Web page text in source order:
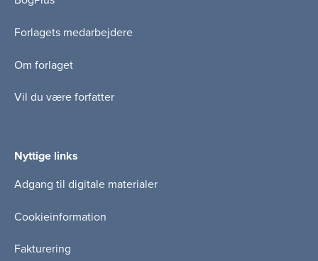
Forlagets medarbejdere
Om forlaget
Vil du være forfatter
Nyttige links
Adgang til digitale materialer
Cookieinformation
Fakturering